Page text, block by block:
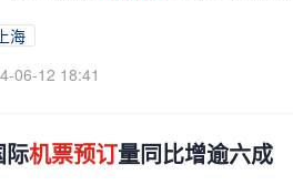
上海
06-12 18:41
际机票预订量同比增逾六成